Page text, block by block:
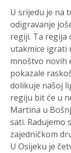
U srijedu je na
odigravanje
regiji. Ta regija
utakmice igrati
mnoštvo novih
pokazale
dolikuje našoj
regiju bit će u
Martina u
sati. Radujemo
zajedničkom
U Osijeku je